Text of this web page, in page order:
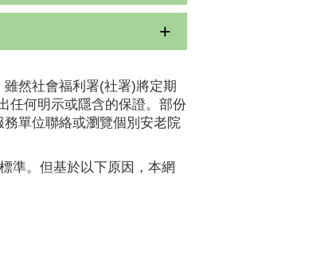
然社會福利署(社署)將定期
任何明示或隱含的保證。部份
單位聯絡或瀏覽個別安老院
準。但基於以下原因，本網